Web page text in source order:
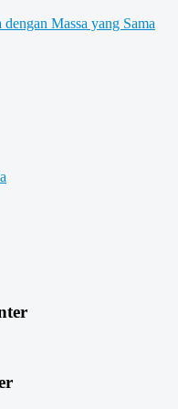
Massa yang Sama